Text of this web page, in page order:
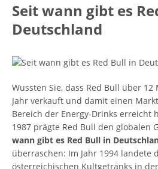
Seit wann gibt es
Deutschland
Wussten Sie, dass Red Bull über
Jahr verkauft und damit einen
Bereich der Energy-Drinks erreicht
1987 prägte Red Bull den globalen
wann gibt es Red Bull in
überraschen: Im Jahr 1994 landete
österreichischen Kultgetränks in